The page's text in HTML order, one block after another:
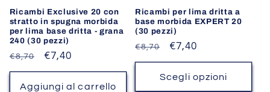
o
n
e
Ricambi Exclusive 20 con
stratto in spugna morbida
per lima base dritta - grana
240 (30 pezzi)
Prezzo
di
listino
€8,70
Prezzo
scontato
€7,40
Aggiungi al carrello
Ricambi per lima dritta a
base morbida EXPERT 20
(30 pezzi)
Prezzo
di
listino
€8,70
Prezzo
scontato
€7,40
Scegli opzioni